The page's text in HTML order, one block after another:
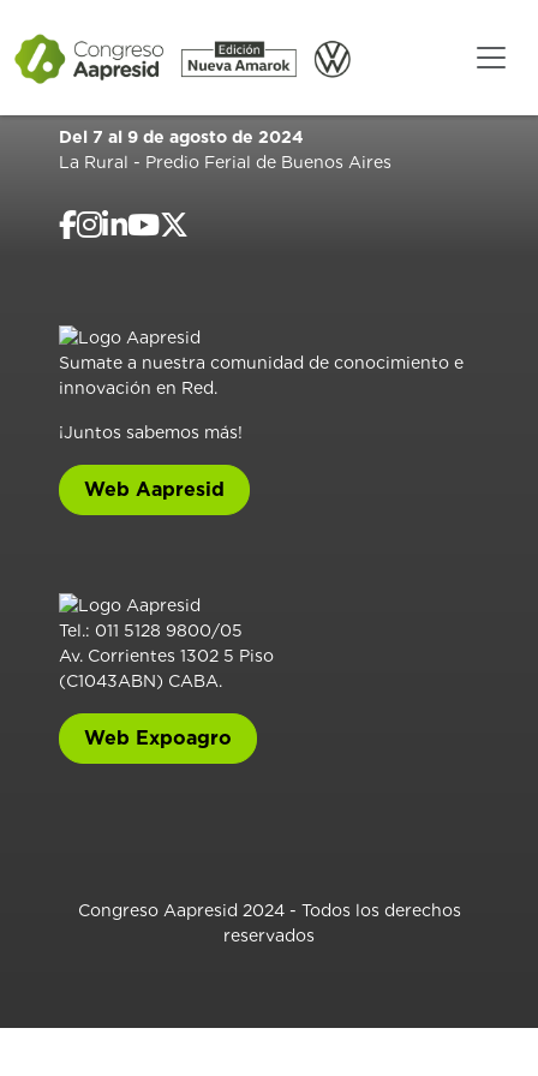
Del 7 al 9 de agosto de 2024
La Rural - Predio Ferial de Buenos Aires
Sumate a nuestra comunidad de conocimiento e
innovación en Red.
¡Juntos sabemos más!
Web Aapresid
Tel.: 011 5128 9800/05
Av. Corrientes 1302 5 Piso
(C1043ABN) CABA.
Web Expoagro
Congreso Aapresid 2024 - Todos los derechos
reservados